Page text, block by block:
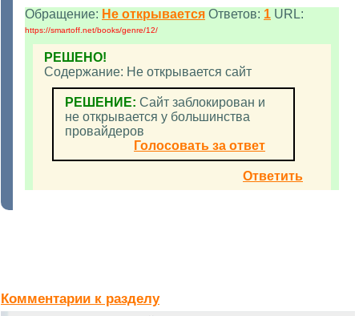
Обращение: Не открывается Ответов: 1 URL:
https://smartoff.net/books/genre/12/
РЕШЕНО!
Содержание: Не открывается сайт
РЕШЕНИЕ: Сайт заблокирован и
не открывается у большинства
провайдеров
Голосовать за ответ
Ответить
Комментарии к разделу